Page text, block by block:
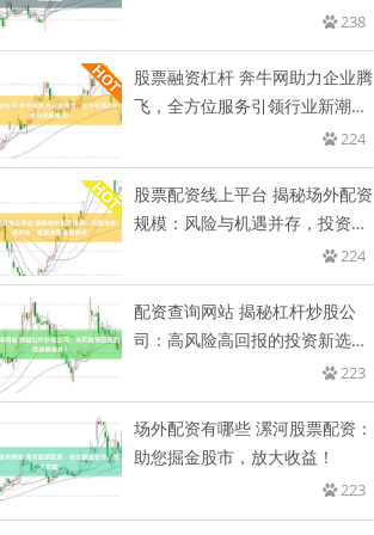
238
股票融资杠杆 奔牛网助力企业腾
飞，全方位服务引领行业新潮
224
股票配资线上平台 揭秘场外配资
规模：风险与机遇并存，投资者
224
配资查询网站 揭秘杠杆炒股公
司：高风险高回报的投资新选
223
场外配资有哪些 漯河股票配资：
助您掘金股市，放大收益！
223